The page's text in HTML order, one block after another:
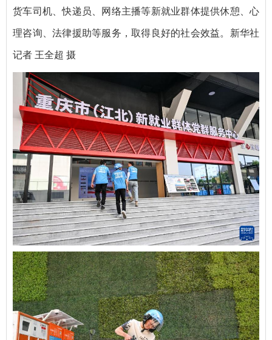
货车司机、快递员、网络主播等新就业群体提供休憩、心
理咨询、法律援助等服务，取得良好的社会效益。新华社
记者 王全超 摄